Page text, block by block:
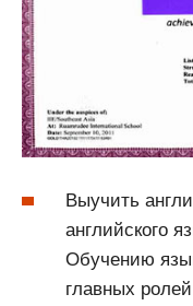
Выучить
английского
Обучению
главных